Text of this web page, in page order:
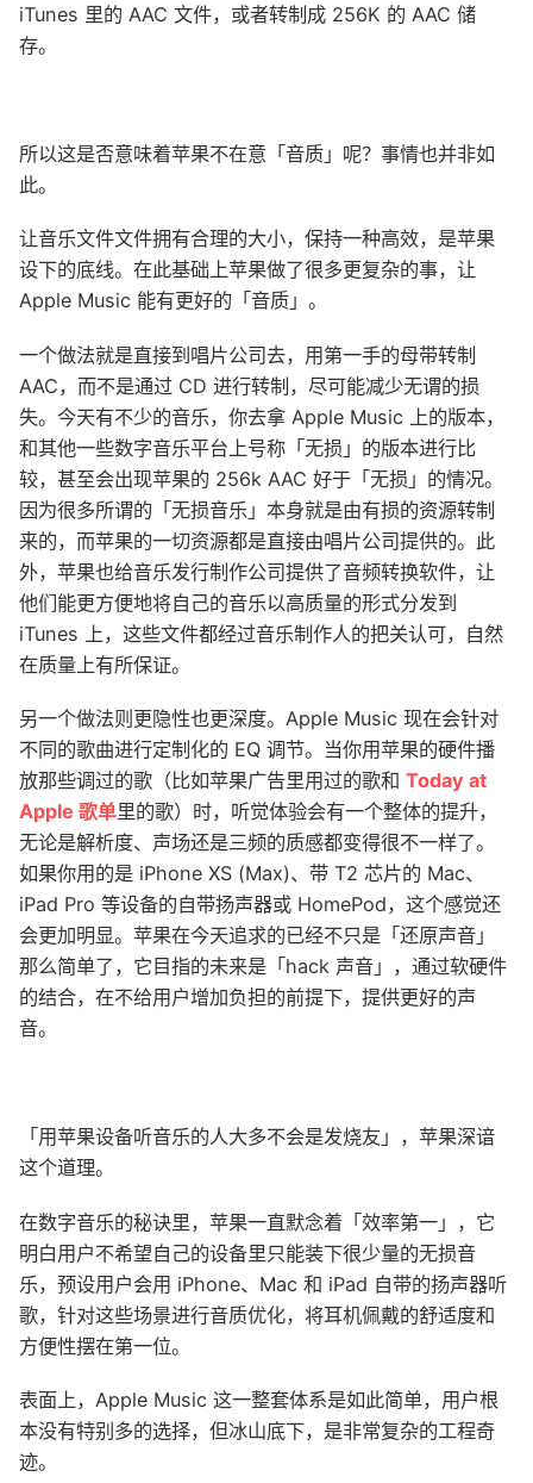
iTunes 里的 AAC 文件，或者转制成 256K 的 AAC 储
存。
所以这是否意味着苹果不在意「音质」呢？事情也并非如
此。
让音乐文件文件拥有合理的大小，保持一种高效，是苹果
设下的底线。在此基础上苹果做了很多更复杂的事，让
Apple Music 能有更好的「音质」。
一个做法就是直接到唱片公司去，用第一手的母带转制
AAC，而不是通过 CD 进行转制，尽可能减少无谓的损
失。今天有不少的音乐，你去拿 Apple Music 上的版本，
和其他一些数字音乐平台上号称「无损」的版本进行比
较，甚至会出现苹果的 256k AAC 好于「无损」的情况。
因为很多所谓的「无损音乐」本身就是由有损的资源转制
来的，而苹果的一切资源都是直接由唱片公司提供的。此
外，苹果也给音乐发行制作公司提供了音频转换软件，让
他们能更方便地将自己的音乐以高质量的形式分发到
iTunes 上，这些文件都经过音乐制作人的把关认可，自然
在质量上有所保证。
另一个做法则更隐性也更深度。Apple Music 现在会针对
不同的歌曲进行定制化的 EQ 调节。当你用苹果的硬件播
放那些调过的歌（比如苹果广告里用过的歌和Today at
Apple 歌单里的歌）时，听觉体验会有一个整体的提升，
无论是解析度、声场还是三频的质感都变得很不一样了。
如果你用的是 iPhone XS (Max)、带 T2 芯片的 Mac、
iPad Pro 等设备的自带扬声器或 HomePod，这个感觉还
会更加明显。苹果在今天追求的已经不只是「还原声音」
那么简单了，它目指的未来是「hack 声音」，通过软硬件
的结合，在不给用户增加负担的前提下，提供更好的声
音。
「用苹果设备听音乐的人大多不会是发烧友」，苹果深谙
这个道理。
在数字音乐的秘诀里，苹果一直默念着「效率第一」，它
明白用户不希望自己的设备里只能装下很少量的无损音
乐，预设用户会用 iPhone、Mac 和 iPad 自带的扬声器听
歌，针对这些场景进行音质优化，将耳机佩戴的舒适度和
方便性摆在第一位。
表面上，Apple Music 这一整套体系是如此简单，用户根
本没有特别多的选择，但冰山底下，是非常复杂的工程奇
迹。